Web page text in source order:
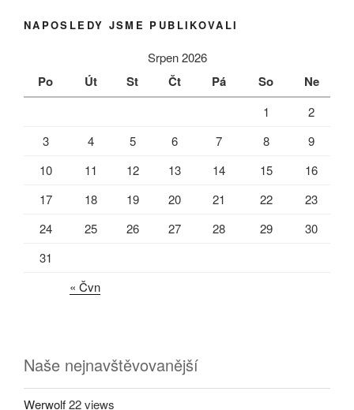
NAPOSLEDY JSME PUBLIKOVALI
Srpen 2026
Po Út St Čt Pá So Ne
1
2
3
4 5 6 7 8
9
10
11 12 13 14 15
16
17
18 19 20 21 22
23
24
25 26 27 28 29
30
31
« Čvn
Naše nejnavštěvovanější
Werwolf22 views